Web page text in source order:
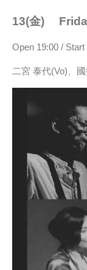
13(金)
Open 19:00 /
二宮 泰代(Vo)、